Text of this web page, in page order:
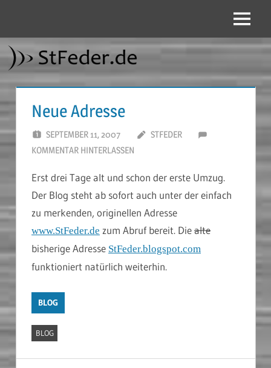
springen
Menü
Neue Adresse
SEPTEMBER 11, 2007
STFEDER
KOMMENTAR HINTERLASSEN
Erst drei Tage alt und schon der erste Umzug.
Der Blog steht ab sofort auch unter der einfach
zu merkenden, originellen Adresse
www.StFeder.de zum Abruf bereit. Diealte
bisherige Adresse StFeder.blogspot.com
funktioniert natürlich weiterhin.
BLOG
BLOG